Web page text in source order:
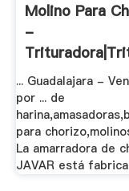
Molino Para
-
De ...
... Guadalajara -
por ... de
para
La amarradora de
JAVAR está